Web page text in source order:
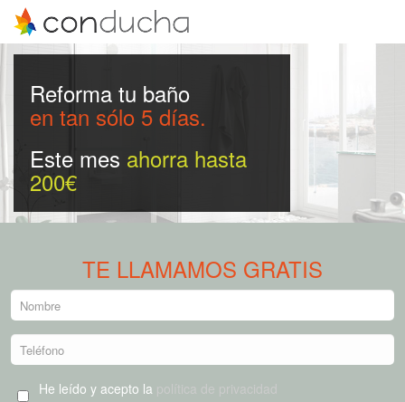
Reforma tu baño
en tan sólo 5 días.
Este mes ahorra hasta
200€
TE LLAMAMOS GRATIS
He leído y acepto la